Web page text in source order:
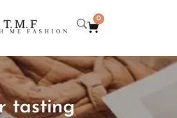
0
tasting